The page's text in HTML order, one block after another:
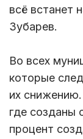
всё встанет
Зубарев.
Во всех
которые
их
где созданы
процент